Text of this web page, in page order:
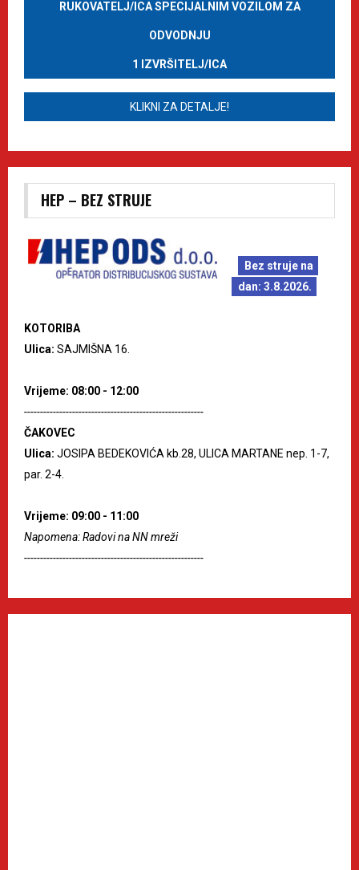
RUKOVATELJ/ICA SPECIJALNIM VOZILOM ZA
ODVODNJU
1 IZVRŠITELJ/ICA
KLIKNI ZA DETALJE!
HEP – BEZ STRUJE
Bez struje na
dan: 3.8.2026.
KOTORIBA
Ulica: SAJMIŠNA 16.
Vrijeme: 08:00 - 12:00
--------------------------------------------------------
ČAKOVEC
Ulica: JOSIPA BEDEKOVIĆA kb.28, ULICA MARTANE nep. 1-7,
par. 2-4.
Vrijeme: 09:00 - 11:00
Napomena: Radovi na NN mreži
--------------------------------------------------------